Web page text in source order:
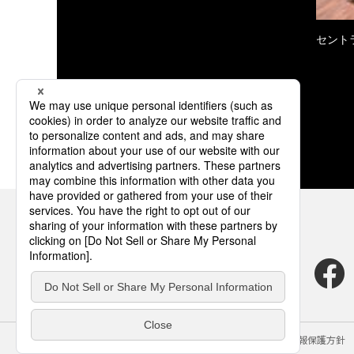
セント
サイトのご利用にあたって クッキーポリシー 個人情報保護方針